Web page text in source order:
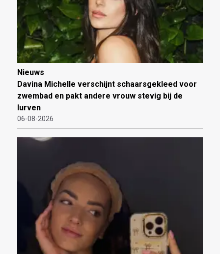
Nieuws
Davina Michelle verschijnt schaarsgekleed voor
zwembad en pakt andere vrouw stevig bij de
lurven
06-08-2026